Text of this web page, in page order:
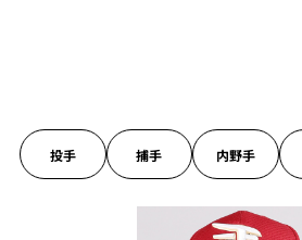
投手 捕手 内野手